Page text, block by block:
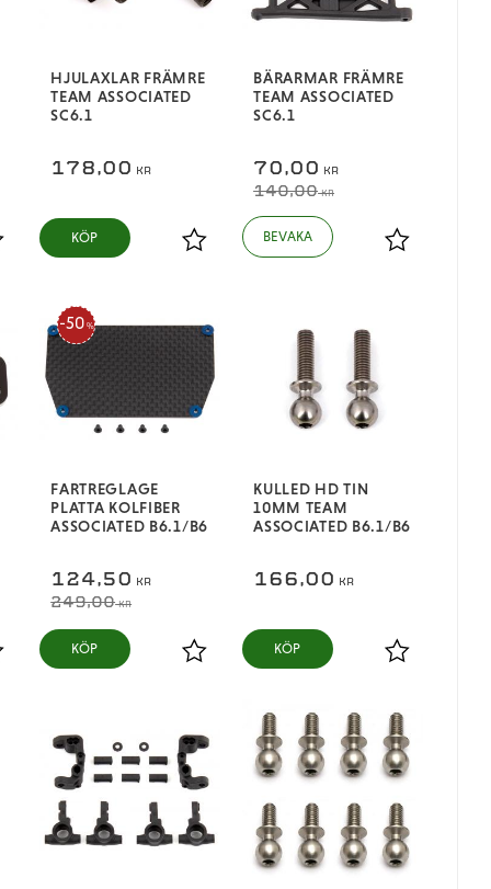
till i favoriter
HJULAXLAR FRÄMRE
TEAM ASSOCIATED
SC6.1
178,00 KR
Lägg till i favoriter
KÖP
BÄRARMAR FRÄMRE
TEAM ASSOCIATED
SC6.1
70,00 KR
140,00KR
Lägg till i
till i favoriter
FARTREGLAGE
PLATTA KOLFIBER
ASSOCIATED B6.1/B6
124,50 KR
249,00KR
50 %
Lägg till i favoriter
KÖP
KULLED HD TIN
10MM TEAM
ASSOCIATED B6.1/B6
166,00 KR
Lägg till i
KÖP